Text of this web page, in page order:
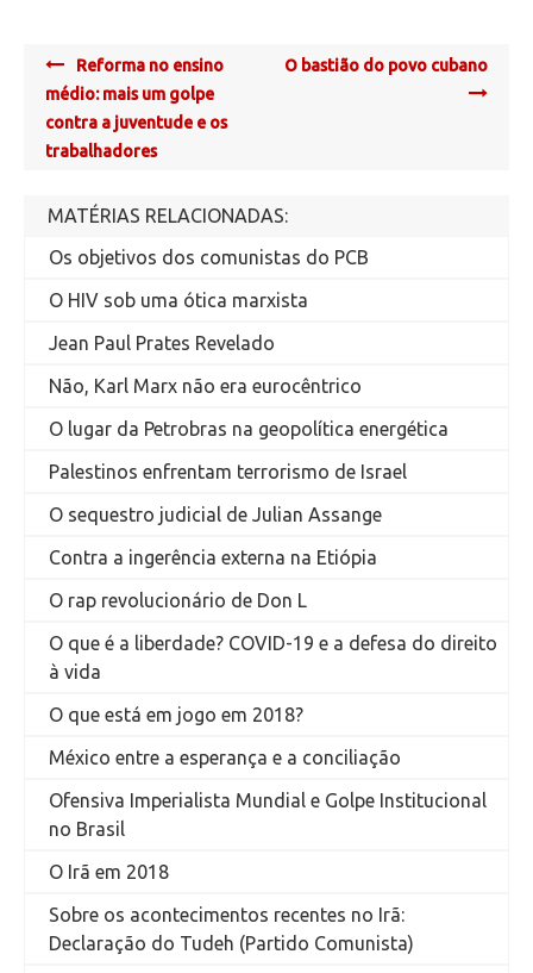
Post
navigation
Reforma no ensino
médio: mais um golpe
contra a juventude e os
trabalhadores
O bastião do povo cubano
MATÉRIAS RELACIONADAS:
Os objetivos dos comunistas do PCB
O HIV sob uma ótica marxista
Jean Paul Prates Revelado
Não, Karl Marx não era eurocêntrico
O lugar da Petrobras na geopolítica energética
Palestinos enfrentam terrorismo de Israel
O sequestro judicial de Julian Assange
Contra a ingerência externa na Etiópia
O rap revolucionário de Don L
O que é a liberdade? COVID-19 e a defesa do direito
à vida
O que está em jogo em 2018?
México entre a esperança e a conciliação
Ofensiva Imperialista Mundial e Golpe Institucional
no Brasil
O Irã em 2018
Sobre os acontecimentos recentes no Irã:
Declaração do Tudeh (Partido Comunista)